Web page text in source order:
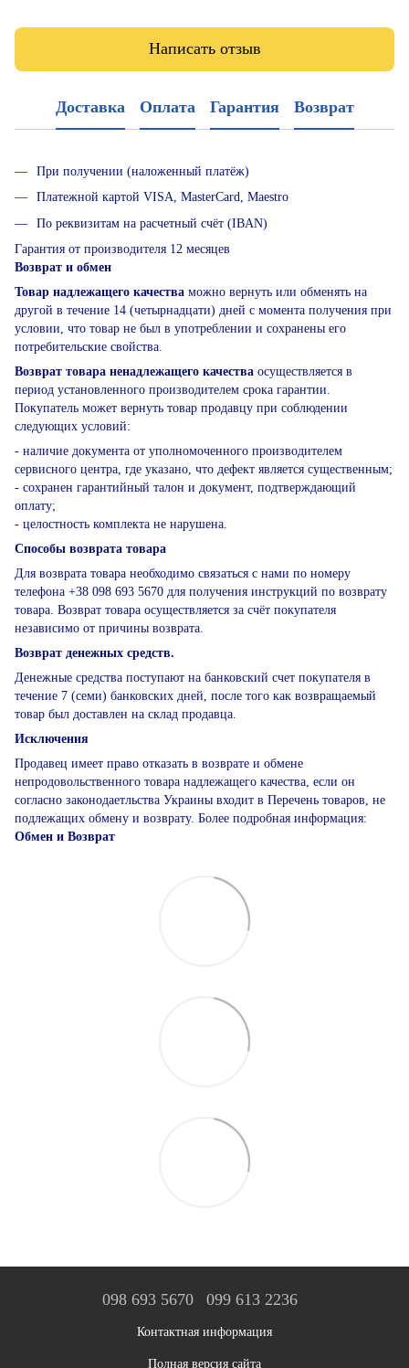
Написать отзыв
Доставка Оплата Гарантия Возврат
При получении (наложенный платёж)
Платежной картой VISA, MasterCard, Maestro
По реквизитам на расчетный счёт (IBAN)
Гарантия от производителя 12 месяцев
Возврат и обмен
Товар надлежащего качества можно вернуть или обменять на
другой в течение 14 (четырнадцати) дней с момента получения при
условии, что товар не был в употреблении и сохранены его
потребительские свойства.
Возврат товара ненадлежащего качества осуществляется в
период установленного производителем срока гарантии.
Покупатель может вернуть товар продавцу при соблюдении
следующих условий:
- наличие документа от уполномоченного производителем
сервисного центра, где указано, что дефект является существенным;
- сохранен гарантийный талон и документ, подтверждающий
оплату;
- целостность комплекта не нарушена.
Способы возврата товара
Для возврата товара необходимо связаться с нами по номеру
телефона +38 098 693 5670 для получения инструкций по возврату
товара. Возврат товара осуществляется за счёт покупателя
независимо от причины возврата.
Возврат денежных средств.
Денежные средства поступают на банковский счет покупателя в
течение 7 (семи) банковских дней, после того как возвращаемый
товар был доставлен на склад продавца.
Исключения
Продавец имеет право отказать в возврате и обмене
непродовольственного товара надлежащего качества, если он
согласно законодаетльства Украины входит в Перечень товаров, не
подлежащих обмену и возврату. Более подробная информация:
Обмен и Возврат
098 693 5670 099 613 2236
Контактная информация
Полная версия сайта